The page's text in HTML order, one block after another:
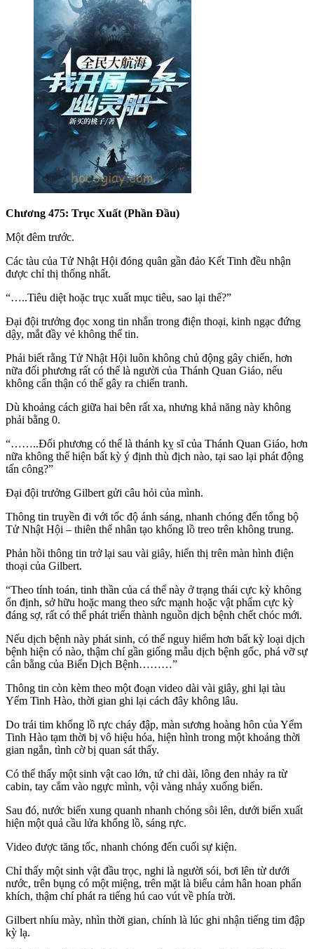
Chương 475: Trục Xuất (Phần Đầu)
Một đêm trước.
Các tàu của Tử Nhật Hội đóng quân gần đảo Kết Tinh đều nhận
được chỉ thị thống nhất.
“…..Tiêu diệt hoặc trục xuất mục tiêu, sao lại thế?”
Đại đội trưởng đọc xong tin nhắn trong điện thoại, kinh ngạc đứng
dậy, mắt đầy vẻ không thể tin.
Phải biết rằng Tử Nhật Hội luôn không chủ động gây chiến, hơn
nữa đối phương rất có thể là người của Thánh Quan Giáo, nếu
không cẩn thận có thể gây ra chiến tranh.
Dù khoảng cách giữa hai bên rất xa, nhưng khả năng này không
phải bằng 0.
“……..Đối phương có thể là thánh kỵ sĩ của Thánh Quan Giáo, hơn
nữa không thể hiện bất kỳ ý định thù địch nào, tại sao lại phát động
tấn công?”
Đại đội trưởng Gilbert gửi câu hỏi của mình.
Thông tin truyền đi với tốc độ ánh sáng, nhanh chóng đến tổng bộ
Tử Nhật Hội – thiên thể nhân tạo khổng lồ treo trên không trung.
Phản hồi thông tin trở lại sau vài giây, hiển thị trên màn hình điện
thoại của Gilbert.
“Theo tính toán, tinh thần của cá thể này ở trạng thái cực kỳ không
ổn định, sở hữu hoặc mang theo sức mạnh hoặc vật phẩm cực kỳ
đáng sợ, rất có thể phát triển thành nguồn dịch bệnh chết chóc mới.
Nếu dịch bệnh này phát sinh, có thể nguy hiểm hơn bất kỳ loại dịch
bệnh hiện có nào, thậm chí gần giống mẫu dịch bệnh gốc, phá vỡ sự
cân bằng của Biển Dịch Bệnh………”
Thông tin còn kèm theo một đoạn video dài vài giây, ghi lại tàu
Yểm Tinh Hào, thời gian ghi lại cách đây không lâu.
Do trái tim khổng lồ rực cháy đập, màn sương hoàng hôn của Yểm
Tinh Hào tạm thời bị vô hiệu hóa, hiện hình trong một khoảng thời
gian ngắn, tình cờ bị quan sát thấy.
Có thể thấy một sinh vật cao lớn, tứ chi dài, lông đen nhảy ra từ
cabin, tay cắm vào ngực mình, vội vàng nhảy xuống biển.
Sau đó, nước biển xung quanh nhanh chóng sôi lên, dưới biển xuất
hiện một quả cầu lửa khổng lồ, sáng rực.
Video được tăng tốc, nhanh chóng đến cuối sự kiện.
Chỉ thấy một sinh vật đầu trọc, nghi là người sói, bơi lên từ dưới
nước, trên bụng có một miệng, trên mặt là biểu cảm hân hoan phấn
khích, thậm chí phát ra tiếng hú cao vút về phía trời.
Gilbert nhíu mày, nhìn thời gian, chính là lúc ghi nhận tiếng tim đập
kỳ lạ.